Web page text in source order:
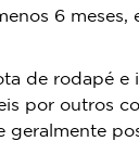
6 meses,
de rodapé e
por outros
geralmente